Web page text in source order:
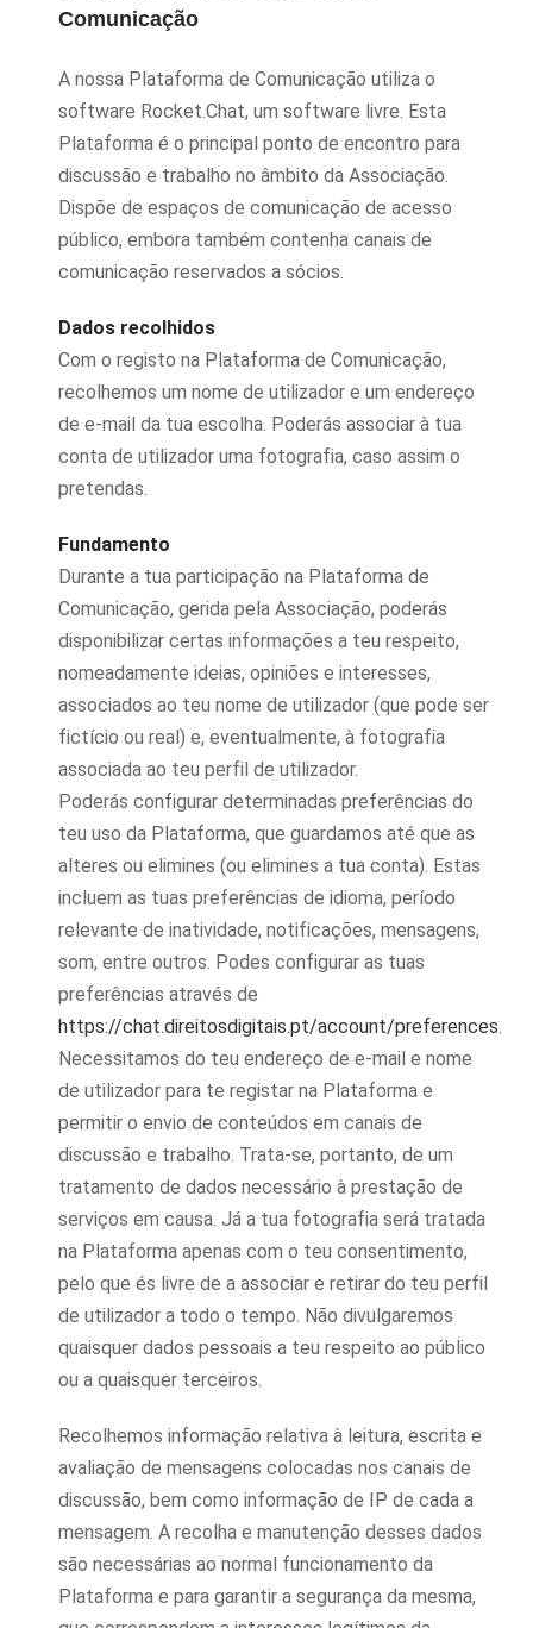
Comunicação
A nossa Plataforma de Comunicação utiliza o
software Rocket.Chat, um software livre. Esta
Plataforma é o principal ponto de encontro para
discussão e trabalho no âmbito da Associação.
Dispõe de espaços de comunicação de acesso
público, embora também contenha canais de
comunicação reservados a sócios.
Dados recolhidos
Com o registo na Plataforma de Comunicação,
recolhemos um nome de utilizador e um endereço
de e-mail da tua escolha. Poderás associar à tua
conta de utilizador uma fotografia, caso assim o
pretendas.
Fundamento
Durante a tua participação na Plataforma de
Comunicação, gerida pela Associação, poderás
disponibilizar certas informações a teu respeito,
nomeadamente ideias, opiniões e interesses,
associados ao teu nome de utilizador (que pode ser
fictício ou real) e, eventualmente, à fotografia
associada ao teu perfil de utilizador.
Poderás configurar determinadas preferências do
teu uso da Plataforma, que guardamos até que as
alteres ou elimines (ou elimines a tua conta). Estas
incluem as tuas preferências de idioma, período
relevante de inatividade, notificações, mensagens,
som, entre outros. Podes configurar as tuas
preferências através de
https://chat.direitosdigitais.pt/account/preferences.
Necessitamos do teu endereço de e-mail e nome
de utilizador para te registar na Plataforma e
permitir o envio de conteúdos em canais de
discussão e trabalho. Trata-se, portanto, de um
tratamento de dados necessário à prestação de
serviços em causa. Já a tua fotografia será tratada
na Plataforma apenas com o teu consentimento,
pelo que és livre de a associar e retirar do teu perfil
de utilizador a todo o tempo. Não divulgaremos
quaisquer dados pessoais a teu respeito ao público
ou a quaisquer terceiros.
Recolhemos informação relativa à leitura, escrita e
avaliação de mensagens colocadas nos canais de
discussão, bem como informação de IP de cada a
mensagem. A recolha e manutenção desses dados
são necessárias ao normal funcionamento da
Plataforma e para garantir a segurança da mesma,